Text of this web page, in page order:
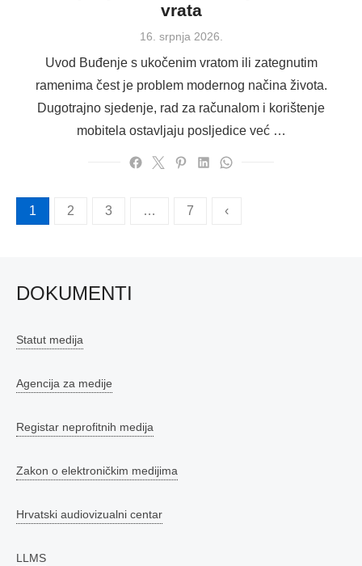
vrata
Posted
16. srpnja 2026.
Uvod Buđenje s ukočenim vratom ili zategnutim
ramenima čest je problem modernog načina života.
Dugotrajno sjedenje, rad za računalom i korištenje
mobitela ostavljaju posljedice već …
Brojevi
1 2 3 … 7 ‹
DOKUMENTI
Statut medija
Agencija za medije
Registar neprofitnih medija
Zakon o elektroničkim medijima
Hrvatski audiovizualni centar
LLMS